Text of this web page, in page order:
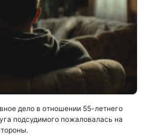
дело в отношении 55-летнего
подсудимого пожаловалась на